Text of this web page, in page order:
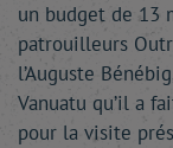
un budget de 13
patrouilleurs
l’Auguste
Vanuatu qu’il a
pour la visite